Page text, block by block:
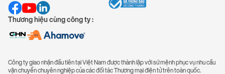
Thương hiệu cùng công ty :
Công ty giao nhận đầu tiên tại Việt Nam được thành lập với sứ mệnh phục vụ nhu cầu
vận chuyển chuyên nghiệp của các đối tác Thương mại điện tử trên toàn quốc.